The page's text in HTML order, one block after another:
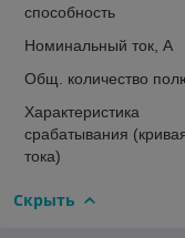
способность
Номинальный ток, А
Общ. количество
Характеристика
срабатывания
тока)
Скрыть